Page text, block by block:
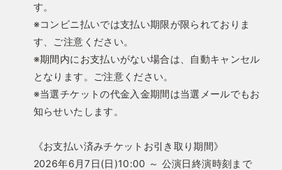
す。
※コンビニ払いでは支払い期限が限られておりま
す、ご注意ください。
※期間内にお支払いがない場合は、自動キャンセル
となります。ご注意ください。
※当選チケットの代金入金期間は当選メールでもお
知らせいたします。
《お支払い済みチケットお引き取り期間》
2026年6月7日(日)10:00 ～ 公演日終演時刻まで